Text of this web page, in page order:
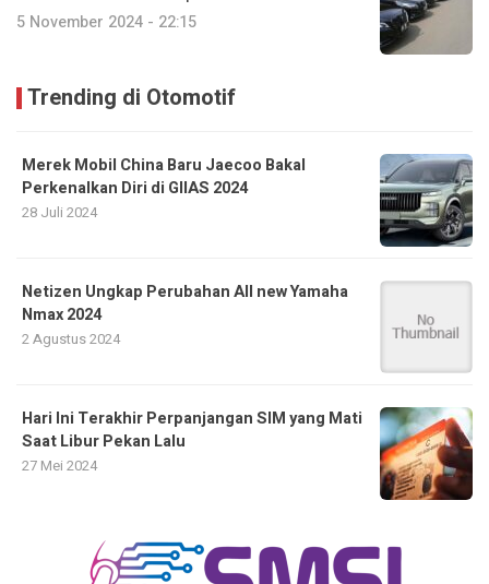
5 November 2024 - 22:15
Trending di Otomotif
Merek Mobil China Baru Jaecoo Bakal
Perkenalkan Diri di GIIAS 2024
28 Juli 2024
Netizen Ungkap Perubahan All new Yamaha
Nmax 2024
2 Agustus 2024
Hari Ini Terakhir Perpanjangan SIM yang Mati
Saat Libur Pekan Lalu
27 Mei 2024